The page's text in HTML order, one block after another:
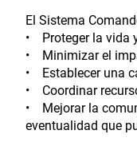
El Sistema
• Proteger la vida
• Minimizar el
• Establecer una
• Coordinar
• Mejorar la
eventualidad que